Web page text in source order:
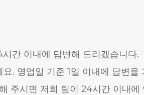
간 이내에 답변해 드리겠습니다.
. 영업일 기준 1일 이내에 답변을
주시면 저희 팀이 24시간 이내에